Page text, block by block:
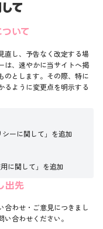
て
いて
直し、予告なく改定する場
は、速やかに当サイトへ掲
のとします。その際、特に
るように変更点を明示する
ーに関して」を追加
に関して」を追加
出先
合わせ・ご意見につきまし
い合わせください。